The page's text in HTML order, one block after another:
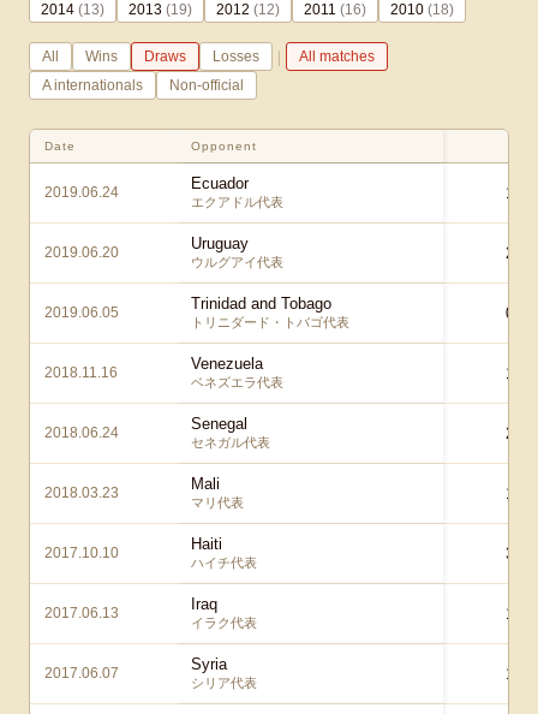
2014 (13) 2013 (19) 2012 (12) 2011 (16) 2010 (18)
All Wins Draws Losses |
All matches
A internationals
Non-official
Date Opponent
2019.06.24 Ecuador
エクアドル代表 1 –
2019.06.20 Uruguay
ウルグアイ代表 2 –
2019.06.05 Trinidad and Tobago
トリニダード・トバゴ代表 0 –
2018.11.16 Venezuela
ベネズエラ代表 1 –
2018.06.24 Senegal
セネガル代表 2 –
2018.03.23 Mali
マリ代表 1 –
2017.10.10 Haiti
ハイチ代表 3 –
2017.06.13 Iraq
イラク代表 1 –
2017.06.07 Syria
シリア代表 1 –